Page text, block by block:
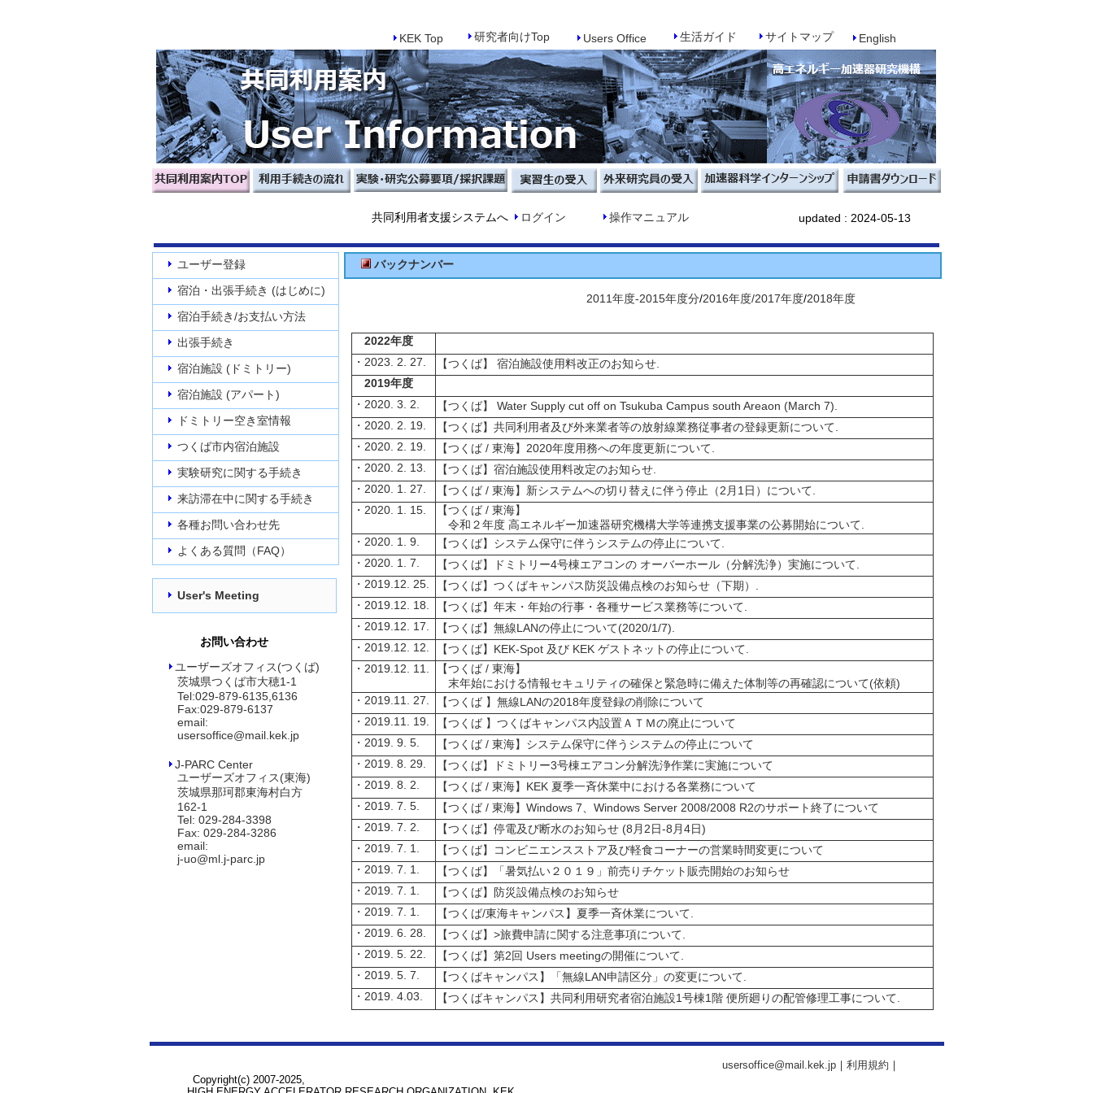
KEK Top 研究者向けTop Users Office 生活ガイド サイトマップ English
共同利用者支援システムへ ログイン 操作マニュアル updated : 2024-05-13
ユーザー登録
宿泊・出張手続き (はじめに)
宿泊手続き/お支払い方法
出張手続き
宿泊施設 (ドミトリー)
宿泊施設 (アパート)
ドミトリー空き室情報
つくば市内宿泊施設
実験研究に関する手続き
来訪滞在中に関する手続き
各種お問い合わせ先
よくある質問（FAQ）
User's Meeting
お問い合わせ
ユーザーズオフィス(つくば)
茨城県つくば市大穂1-1
Tel:029-879-6135,6136
Fax:029-879-6137
email:
usersoffice@mail.kek.jp
J-PARC Center
ユーザーズオフィス(東海)
茨城県那珂郡東海村白方
162-1
Tel: 029-284-3398
Fax: 029-284-3286
email:
j-uo@ml.j-parc.jp
バックナンバー
2011年度-2015年度分/2016年度/2017年度/2018年度
2022年度
・2023. 2. 27.
【つくば】
宿泊施設使用料改正のお知らせ.
2019年度
・2020. 3. 2.
【つくば】
Water Supply cut off on Tsukuba Campus south Areaon (March 7).
・2020. 2. 19.
【つくば】 共同利用者及び外来業者等の放射線業務従事者の登録更新について.
・2020. 2. 19.
【つくば / 東海】 2020年度用務への年度更新について.
・2020. 2. 13.
【つくば】 宿泊施設使用料改定のお知らせ.
・2020. 1. 27.
【つくば / 東海】 新システムへの切り替えに伴う停止（2月1日）について.
・2020. 1. 15.
【つくば / 東海】
令和２年度 高エネルギー加速器研究機構大学等連携支援事業の公募開始について.
・2020. 1. 9.
【つくば】 システム保守に伴うシステムの停止について.
・2020. 1. 7.
【つくば】
ドミトリー4号棟エアコンの オーバーホール（分解洗浄）実施について.
・2019.12. 25.
【つくば】 つくばキャンパス防災設備点検のお知らせ（下期）.
・2019.12. 18.
【つくば】 年末・年始の行事・各種サービス業務等について.
・2019.12. 17.
【つくば】 無線LANの停止について(2020/1/7).
・2019.12. 12.
【つくば】 KEK-Spot 及び KEK ゲストネットの停止について.
・2019.12. 11.
【つくば / 東海】
末年始における情報セキュリティの確保と緊急時に備えた体制等の再確認について(依頼)
・2019.11. 27.
【つくば 】 無線LANの2018年度登録の削除について
・2019.11. 19.
【つくば 】 つくばキャンパス内設置ＡＴＭの廃止について
・2019. 9. 5.
【つくば / 東海】 システム保守に伴うシステムの停止について
・2019. 8. 29.
【つくば】
ドミトリー3号棟エアコン分解洗浄作業に実施について
・2019. 8. 2.
【つくば / 東海】 KEK 夏季一斉休業中における各業務について
・2019. 7. 5.
【つくば / 東海】 Windows 7、Windows Server 2008/2008 R2のサポート終了について
・2019. 7. 2.
【つくば】 停電及び断水のお知らせ (8月2日-8月4日)
・2019. 7. 1.
【つくば】
コンビニエンスストア及び軽食コーナーの営業時間変更について
・2019. 7. 1.
【つくば】
「暑気払い２０１９」前売りチケット販売開始のお知らせ
・2019. 7. 1.
【つくば】 防災設備点検のお知らせ
・2019. 7. 1.
【つくば/東海キャンパス】 夏季一斉休業について.
・2019. 6. 28.
【つくば】 >旅費申請に関する注意事項について.
・2019. 5. 22.
【つくば】 第2回 Users meetingの開催について.
・2019. 5. 7.
【つくばキャンパス】
「無線LAN申請区分」の変更について.
・2019. 4.03.
【つくばキャンパス】 共同利用研究者宿泊施設1号棟1階 便所廻りの配管修理工事について.
usersoffice@mail.kek.jp｜ 利用規約 ｜
Copyright(c) 2007-2025,